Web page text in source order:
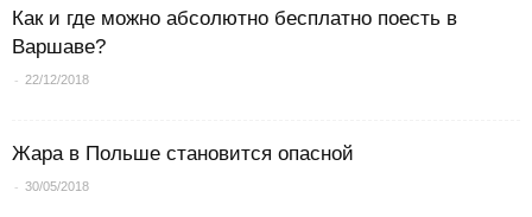
Как и где можно абсолютно бесплатно поесть в
Варшаве?
- 22/12/2018
Жара в Польше становится опасной
- 30/05/2018